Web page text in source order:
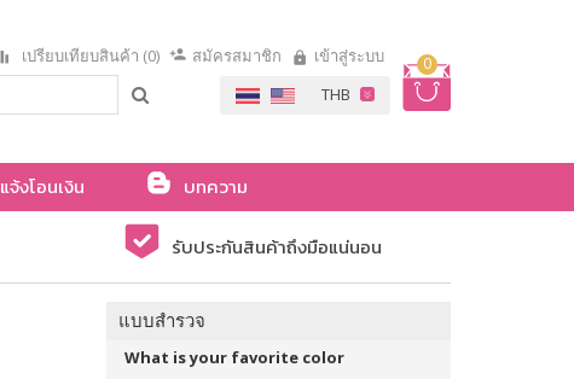
0
เปรียบเทียบสินค้า (0) สมัครสมาชิก เข้าสู่ระบบ
แจ้งโอนเงิน
บทความ
รับประกันสินค้าถึงมือแน่นอน
แบบสำรวจ
What is your favorite color